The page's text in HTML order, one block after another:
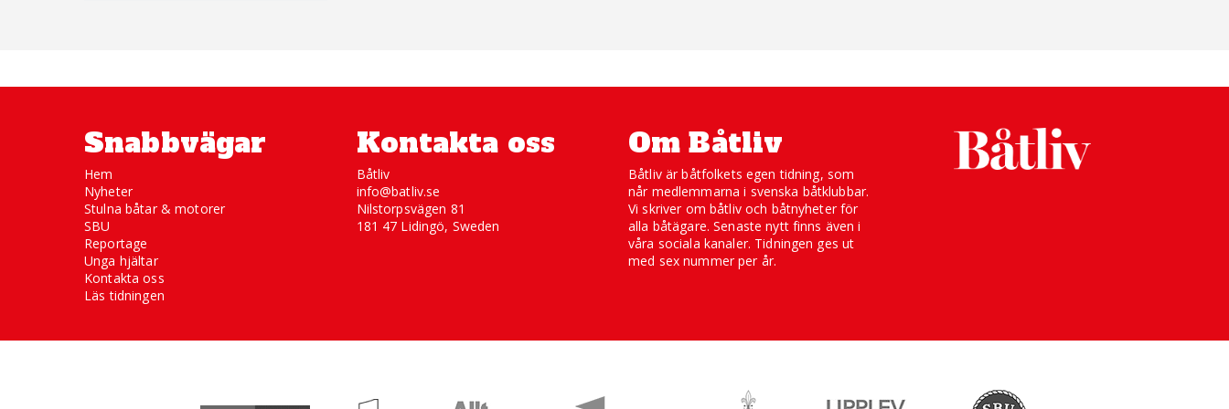
Snabbvägar
Hem
Nyheter
Stulna båtar & motorer
SBU
Reportage
Unga hjältar
Kontakta oss
Läs tidningen
Kontakta oss
Båtliv
info@batliv.se
Nilstorpsvägen 81
181 47 Lidingö, Sweden
Om Båtliv
Båtliv är båtfolkets egen tidning, som
når medlemmarna i svenska båtklubbar.
Vi skriver om båtliv och båtnyheter för
alla båtägare. Senaste nytt finns även i
våra sociala kanaler. Tidningen ges ut
med sex nummer per år.